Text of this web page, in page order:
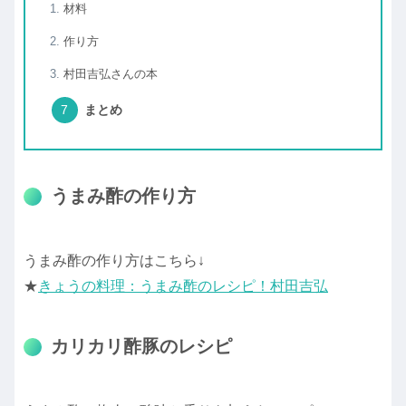
材料
作り方
村田吉弘さんの本
まとめ
うまみ酢の作り方
うまみ酢の作り方はこちら↓
★きょうの料理：うまみ酢のレシピ！村田吉弘
カリカリ酢豚のレシピ